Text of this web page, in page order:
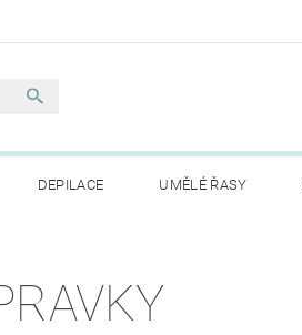
DEPILACE UMĚLÉ ŘASY